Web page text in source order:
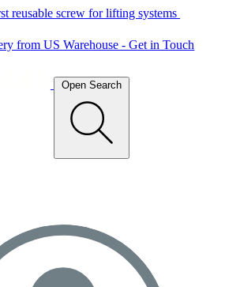
reusable screw for lifting systems
from US Warehouse - Get in Touch
Open Search